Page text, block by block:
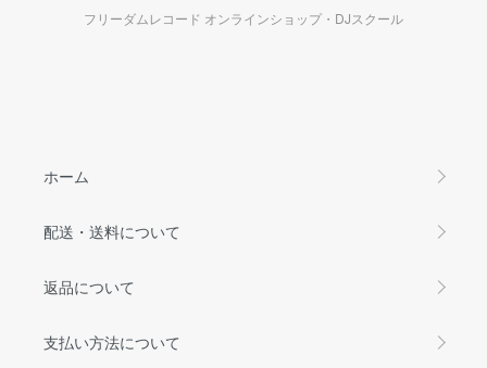
フリーダムレコード オンラインショップ・DJスクール
ホーム
配送・送料について
返品について
支払い方法について